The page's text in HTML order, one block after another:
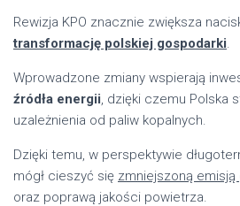
Rewizja KPO znacznie zwiększa
transformację polskiej gospodarki.
Wprowadzone zmiany wspierają
źródła energii, dzięki czemu Polska
uzależnienia od paliw kopalnych.
Dzięki temu, w perspektywie
mógł cieszyć się zmniejszoną
oraz poprawą jakości powietrza.